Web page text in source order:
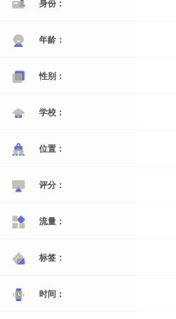
身份：
年龄：
性别：
学校：
位置：
评分：
流量：
标签：
时间：